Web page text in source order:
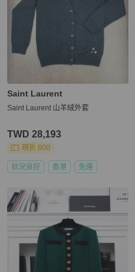
Saint Laurent
Saint Laurent 山羊絨外套
TWD 28,193
現折 800
狀況良好 香港 免運